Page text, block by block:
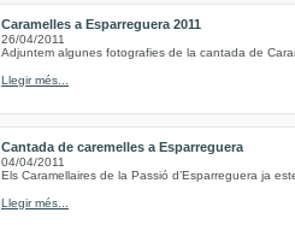
Caramelles a Esparreguera 2011
26/04/2011
Adjuntem algunes fotografies de la cantada de
Llegir més...
Cantada de caremelles a Esparreguera
04/04/2011
Els Caramellaires de la Passió d’Esparreguera ja
Llegir més...